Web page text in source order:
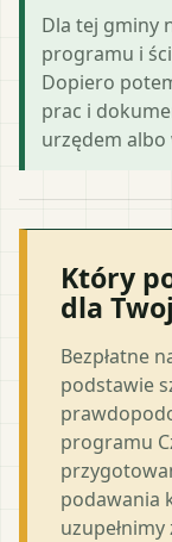
Dla tej gminy
programu i
Dopiero
prac i
urzędem albo
Który
dla
Bezpłatne
podstawie
programu
podawania
uzupełnimy